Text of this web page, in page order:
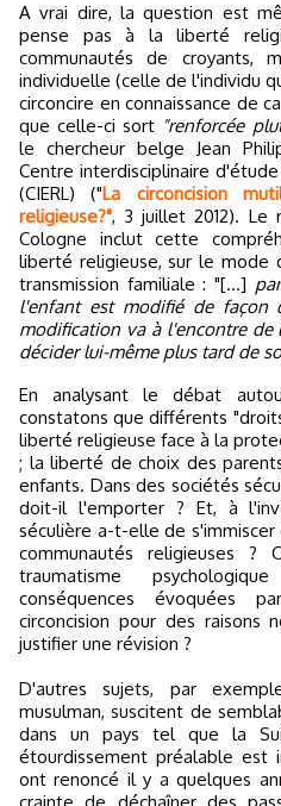
A vrai dire, la question est
pense pas à la liberté
communautés de croyants,
individuelle (celle de l'individu
circoncire en connaissance de
que celle-ci sort "renforcée
le chercheur belge Jean
Centre interdisciplinaire
(CIERL) ("La circoncision
religieuse?", 3 juillet 2012). Le
Cologne inclut cette
liberté religieuse, sur le mode
transmission familiale : "[...]
l'enfant est modifié de façon
modification va à l'encontre
décider lui-même plus tard de
En analysant le débat autour de la circoncision, nous
constatons que différents
liberté religieuse face à la
; la liberté de choix des
enfants. Dans des sociétés
doit-il l'emporter ? Et, à
séculière a-t-elle de
communautés religieuses
traumatisme
conséquences évoquées
circoncision pour des raisons
justifier une révision ?
D'autres sujets, par
musulman, suscitent de
dans un pays tel que la
étourdissement préalable
ont renoncé il y a quelques